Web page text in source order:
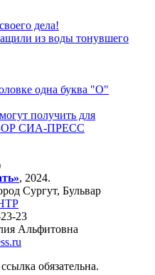
дела!
из воды тонувшего
одна буква "О"
получить для
СИА-ПРЕСС
, 2024.
Сургут, Бульвар
23
Альфитовна
обязательна.